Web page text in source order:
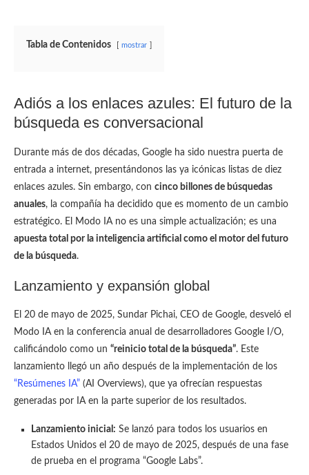
Tabla de Contenidos mostrar
Adiós a los enlaces azules: El futuro de la
búsqueda es conversacional
Durante más de dos décadas, Google ha sido nuestra puerta de
entrada a internet, presentándonos las ya icónicas listas de diez
enlaces azules. Sin embargo, con cinco billones de búsquedas
anuales, la compañía ha decidido que es momento de un cambio
estratégico. El Modo IA no es una simple actualización; es una
apuesta total por la inteligencia artificial como el motor del futuro
de la búsqueda.
Lanzamiento y expansión global
El 20 de mayo de 2025, Sundar Pichai, CEO de Google, desveló el
Modo IA en la conferencia anual de desarrolladores Google I/O,
calificándolo como un “reinicio total de la búsqueda”. Este
lanzamiento llegó un año después de la implementación de los
“Resúmenes IA” (AI Overviews), que ya ofrecían respuestas
generadas por IA en la parte superior de los resultados.
Lanzamiento inicial: Se lanzó para todos los usuarios en
Estados Unidos el 20 de mayo de 2025, después de una fase
de prueba en el programa “Google Labs”.